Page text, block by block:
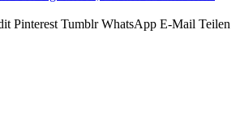
Pinterest Tumblr WhatsApp E-Mail Teilen